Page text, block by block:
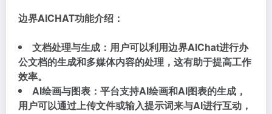
边界AICHAT功能介绍：
文档处理与生成：用户可以利用边界AIChat进行办
公文档的生成和多媒体内容的处理，这有助于提高工作
效率。
AI绘画与图表：平台支持AI绘画和AI图表的生成，
用户可以通过上传文件或输入提示词来与AI进行互动，